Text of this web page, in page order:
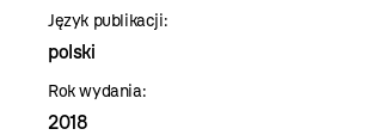
Język publikacji:
polski
Rok wydania:
2018